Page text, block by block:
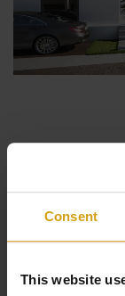
Consent
This website
Le nouveau
compose de